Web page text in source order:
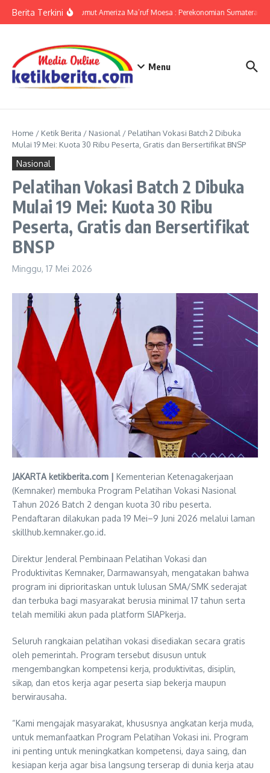
Berita TerkiniKPwBI Sumut Ameriza Ma’ruf Moesa : Perekonomian Sumatera
Menu
Home / Ketik Berita / Nasional / Pelatihan Vokasi Batch 2 Dibuka
Mulai 19 Mei: Kuota 30 Ribu Peserta, Gratis dan Bersertifikat BNSP
Nasional
Pelatihan Vokasi Batch 2 Dibuka
Mulai 19 Mei: Kuota 30 Ribu
Peserta, Gratis dan Bersertifikat
BNSP
Minggu, 17 Mei 2026
JAKARTA ketikberita.com | Kementerian Ketenagakerjaan
(Kemnaker) membuka Program Pelatihan Vokasi Nasional
Tahun 2026 Batch 2 dengan kuota 30 ribu peserta.
Pendaftaran dilakukan pada 19 Mei–9 Juni 2026 melalui laman
skillhub.kemnaker.go.id.
Direktur Jenderal Pembinaan Pelatihan Vokasi dan
Produktivitas Kemnaker, Darmawansyah, mengatakan bahwa
program ini diprioritaskan untuk lulusan SMA/SMK sederajat
dan terbuka bagi masyarakat berusia minimal 17 tahun serta
telah memiliki akun pada platform SIAPkerja.
Seluruh rangkaian pelatihan vokasi disediakan secara gratis
oleh pemerintah. Program tersebut disusun untuk
mengembangkan kompetensi kerja, produktivitas, disiplin,
sikap, dan etos kerja agar peserta siap bekerja maupun
berwirausaha.
“Kami mengajak masyarakat, khususnya angkatan kerja muda,
untuk memanfaatkan Program Pelatihan Vokasi ini. Program
ini penting untuk meningkatkan kompetensi, daya saing, dan
kesiapan kerja agar bisa langsung terserap di dunia kerja atau